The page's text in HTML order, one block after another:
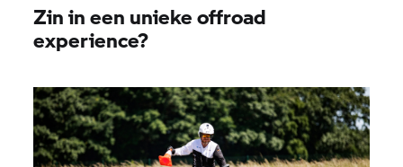
Zin in een unieke offroad
experience?